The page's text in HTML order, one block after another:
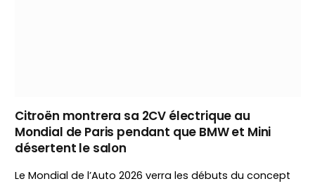
Citroën montrera sa 2CV électrique au
Mondial de Paris pendant que BMW et Mini
désertent le salon
Le Mondial de l’Auto 2026 verra les débuts du concept